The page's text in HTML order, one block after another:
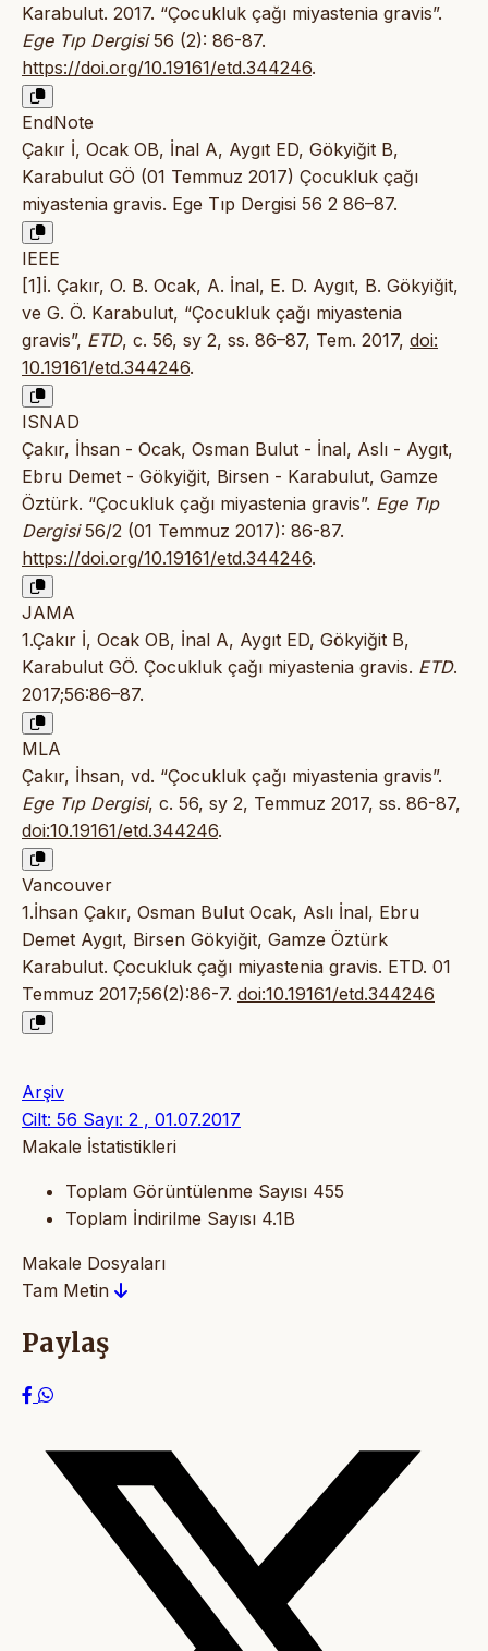
Karabulut. 2017. “Çocukluk çağı miyastenia gravis”.
Ege Tıp Dergisi56 (2): 86-87.
https://doi.org/10.19161/etd.344246.
EndNote
Çakır İ, Ocak OB, İnal A, Aygıt ED, Gökyiğit B,
Karabulut GÖ (01 Temmuz 2017) Çocukluk çağı
miyastenia gravis. Ege Tıp Dergisi 56 2 86–87.
IEEE
[1]İ. Çakır, O. B. Ocak, A. İnal, E. D. Aygıt, B. Gökyiğit,
ve G. Ö. Karabulut, “Çocukluk çağı miyastenia
gravis”, ETD, c. 56, sy 2, ss. 86–87, Tem. 2017, doi:
10.19161/etd.344246.
ISNAD
Çakır, İhsan - Ocak, Osman Bulut - İnal, Aslı - Aygıt,
Ebru Demet - Gökyiğit, Birsen - Karabulut, Gamze
Öztürk. “Çocukluk çağı miyastenia gravis”. Ege Tıp
Dergisi56/2 (01 Temmuz 2017): 86-87.
https://doi.org/10.19161/etd.344246.
JAMA
1.Çakır İ, Ocak OB, İnal A, Aygıt ED, Gökyiğit B,
Karabulut GÖ. Çocukluk çağı miyastenia gravis. ETD.
2017;56:86–87.
MLA
Çakır, İhsan, vd. “Çocukluk çağı miyastenia gravis”.
Ege Tıp Dergisi, c. 56, sy 2, Temmuz 2017, ss. 86-87,
doi:10.19161/etd.344246.
Vancouver
1.İhsan Çakır, Osman Bulut Ocak, Aslı İnal, Ebru
Demet Aygıt, Birsen Gökyiğit, Gamze Öztürk
Karabulut. Çocukluk çağı miyastenia gravis. ETD. 01
Temmuz 2017;56(2):86-7. doi:10.19161/etd.344246
Arşiv
Cilt: 56 Sayı: 2 , 01.07.2017
Makale İstatistikleri
Toplam Görüntülenme Sayısı 455
Toplam İndirilme Sayısı 4.1B
Makale Dosyaları
Tam Metin
Paylaş